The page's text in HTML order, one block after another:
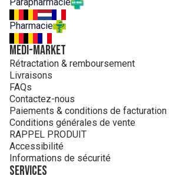
Pharmacie
MEDI-MARKET
Rétractation & remboursement
Livraisons
FAQs
Contactez-nous
Paiements & conditions de facturation
Conditions générales de vente
RAPPEL PRODUIT
Accessibilité
Informations de sécurité
Services